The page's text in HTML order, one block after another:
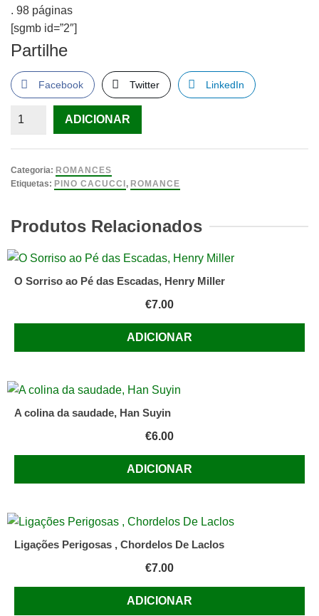
. 98 páginas
[sgmb id=”2″]
Partilhe
Facebook Twitter LinkedIn
Quantidade
San
Isidro!
Pino
ADICIONAR
Categoria: ROMANCES
Etiquetas: PINO CACUCCI , ROMANCE
Produtos Relacionados
O Sorriso ao Pé das Escadas, Henry Miller
€7.00
ADICIONAR
A colina da saudade, Han Suyin
€6.00
ADICIONAR
Ligações Perigosas , Chordelos De Laclos
€7.00
ADICIONAR